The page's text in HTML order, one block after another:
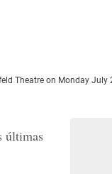
Theatre on Monday
últimas